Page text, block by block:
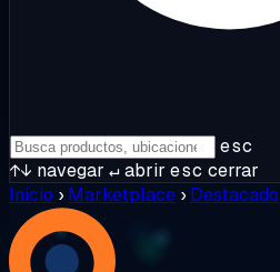
esc
↑↓ navegar ↵abrir esc cerrar
Inicio › Marketplace › Destacado